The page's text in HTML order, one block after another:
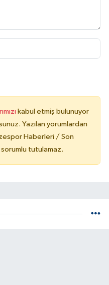
kabul etmiş bulunuyor
Yazılan yorumlardan
Haberleri / Son
tutulamaz.